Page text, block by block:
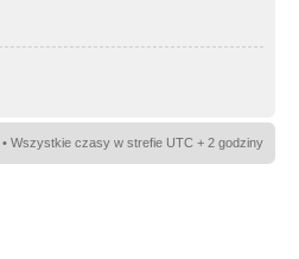
• Wszystkie czasy w strefie UTC + 2 godziny